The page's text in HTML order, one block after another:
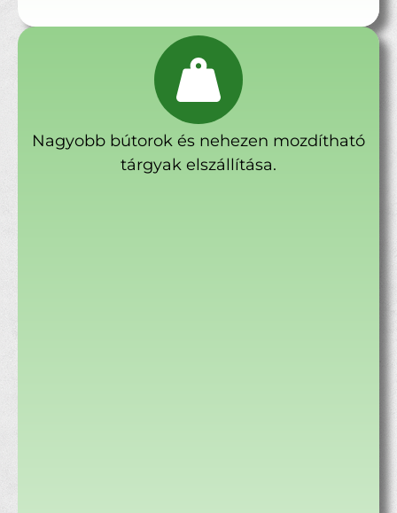
Nagyobb bútorok és nehezen mozdítható
tárgyak elszállítása.